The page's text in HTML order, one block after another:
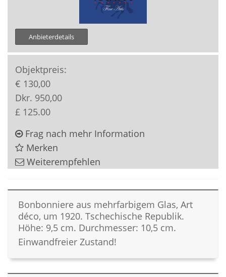
Anbieterdetails
Objektpreis:
€ 130,00
Dkr. 950,00
£ 125.00
Frag nach mehr Information
Merken
Weiterempfehlen
Bonbonniere aus mehrfarbigem Glas, Art
déco, um 1920. Tschechische Republik.
Höhe: 9,5 cm. Durchmesser: 10,5 cm.
Einwandfreier Zustand!